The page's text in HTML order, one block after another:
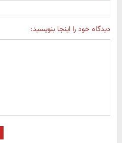
دیدگاه خود را اینجا بنویسید: